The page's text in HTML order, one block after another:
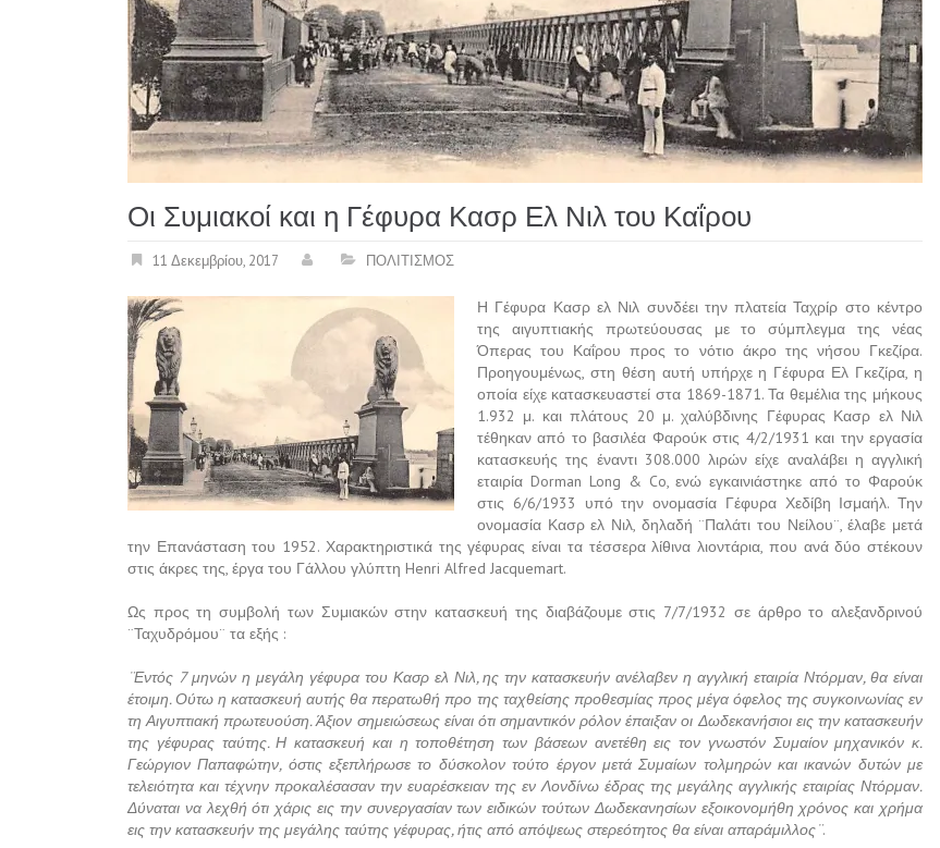
Οι Συμιακοί και η Γέφυρα Κασρ Ελ Νιλ του Καΐρου
11 Δεκεμβρίου, 2017 ΠΟΛΙΤΙΣΜΟΣ
Η Γέφυρα Κασρ ελ Νιλ συνδέει την πλατεία Ταχρίρ στο κέντρο
της αιγυπτιακής πρωτεύουσας με το σύμπλεγμα της νέας
Όπερας του Καΐρου προς το νότιο άκρο της νήσου Γκεζίρα.
Προηγουμένως, στη θέση αυτή υπήρχε η Γέφυρα Ελ Γκεζίρα, η
οποία είχε κατασκευαστεί στα 1869-1871. Τα θεμέλια της μήκους
1.932 μ. και πλάτους 20 μ. χαλύβδινης Γέφυρας Κασρ ελ Νιλ
τέθηκαν από το βασιλέα Φαρούκ στις 4/2/1931 και την εργασία
κατασκευής της έναντι 308.000 λιρών είχε αναλάβει η αγγλική
εταιρία Dorman Long & Co, ενώ εγκαινιάστηκε από το Φαρούκ
στις 6/6/1933 υπό την ονομασία Γέφυρα Χεδίβη Ισμαήλ. Την
ονομασία Κασρ ελ Νιλ, δηλαδή ¨Παλάτι του Νείλου¨, έλαβε μετά
την Επανάσταση του 1952. Χαρακτηριστικά της γέφυρας είναι τα τέσσερα λίθινα λιοντάρια, που ανά δύο στέκουν
στις άκρες της, έργα του Γάλλου γλύπτη Henri Alfred Jacquemart.
Ως προς τη συμβολή των Συμιακών στην κατασκευή της διαβάζουμε στις 7/7/1932 σε άρθρο το αλεξανδρινού
¨Ταχυδρόμου¨ τα εξής :
¨Εντός 7 μηνών η μεγάλη γέφυρα του Κασρ ελ Νιλ, ης την κατασκευήν ανέλαβεν η αγγλική εταιρία Ντόρμαν, θα είναι
έτοιμη. Ούτω η κατασκευή αυτής θα περατωθή προ της ταχθείσης προθεσμίας προς μέγα όφελος της συγκοινωνίας εν
τη Αιγυπτιακή πρωτευούση. Άξιον σημειώσεως είναι ότι σημαντικόν ρόλον έπαιξαν οι Δωδεκανήσιοι εις την κατασκευήν
της γέφυρας ταύτης. Η κατασκευή και η τοποθέτηση των βάσεων ανετέθη εις τον γνωστόν Συμαίον μηχανικόν κ.
Γεώργιον Παπαφώτην, όστις εξεπλήρωσε το δύσκολον τούτο έργον μετά Συμαίων τολμηρών και ικανών δυτών με
τελειότητα και τέχνην προκαλέσασαν την ευαρέσκειαν της εν Λονδίνω έδρας της μεγάλης αγγλικής εταιρίας Ντόρμαν.
Δύναται να λεχθή ότι χάρις εις την συνεργασίαν των ειδικών τούτων Δωδεκανησίων εξοικονομήθη χρόνος και χρήμα
εις την κατασκευήν της μεγάλης ταύτης γέφυρας, ήτις από απόψεως στερεότητος θα είναι απαράμιλλος¨.